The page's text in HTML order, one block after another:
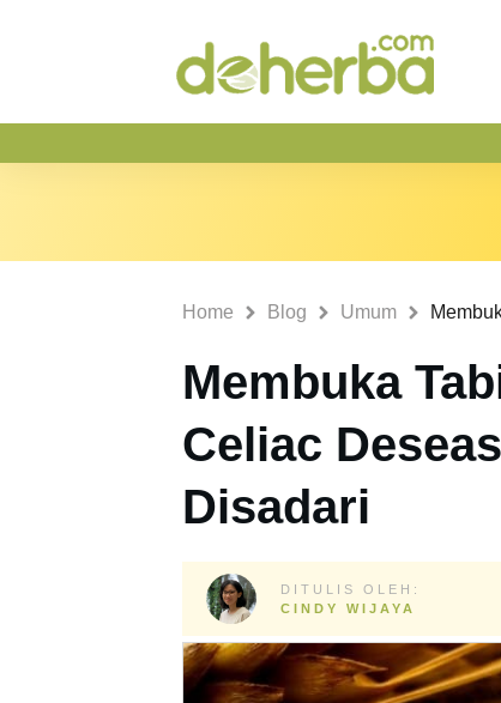
Home Blog Umum
Membuka
Celiac
Disadari
DITULIS OLEH:
CINDY WIJAYA